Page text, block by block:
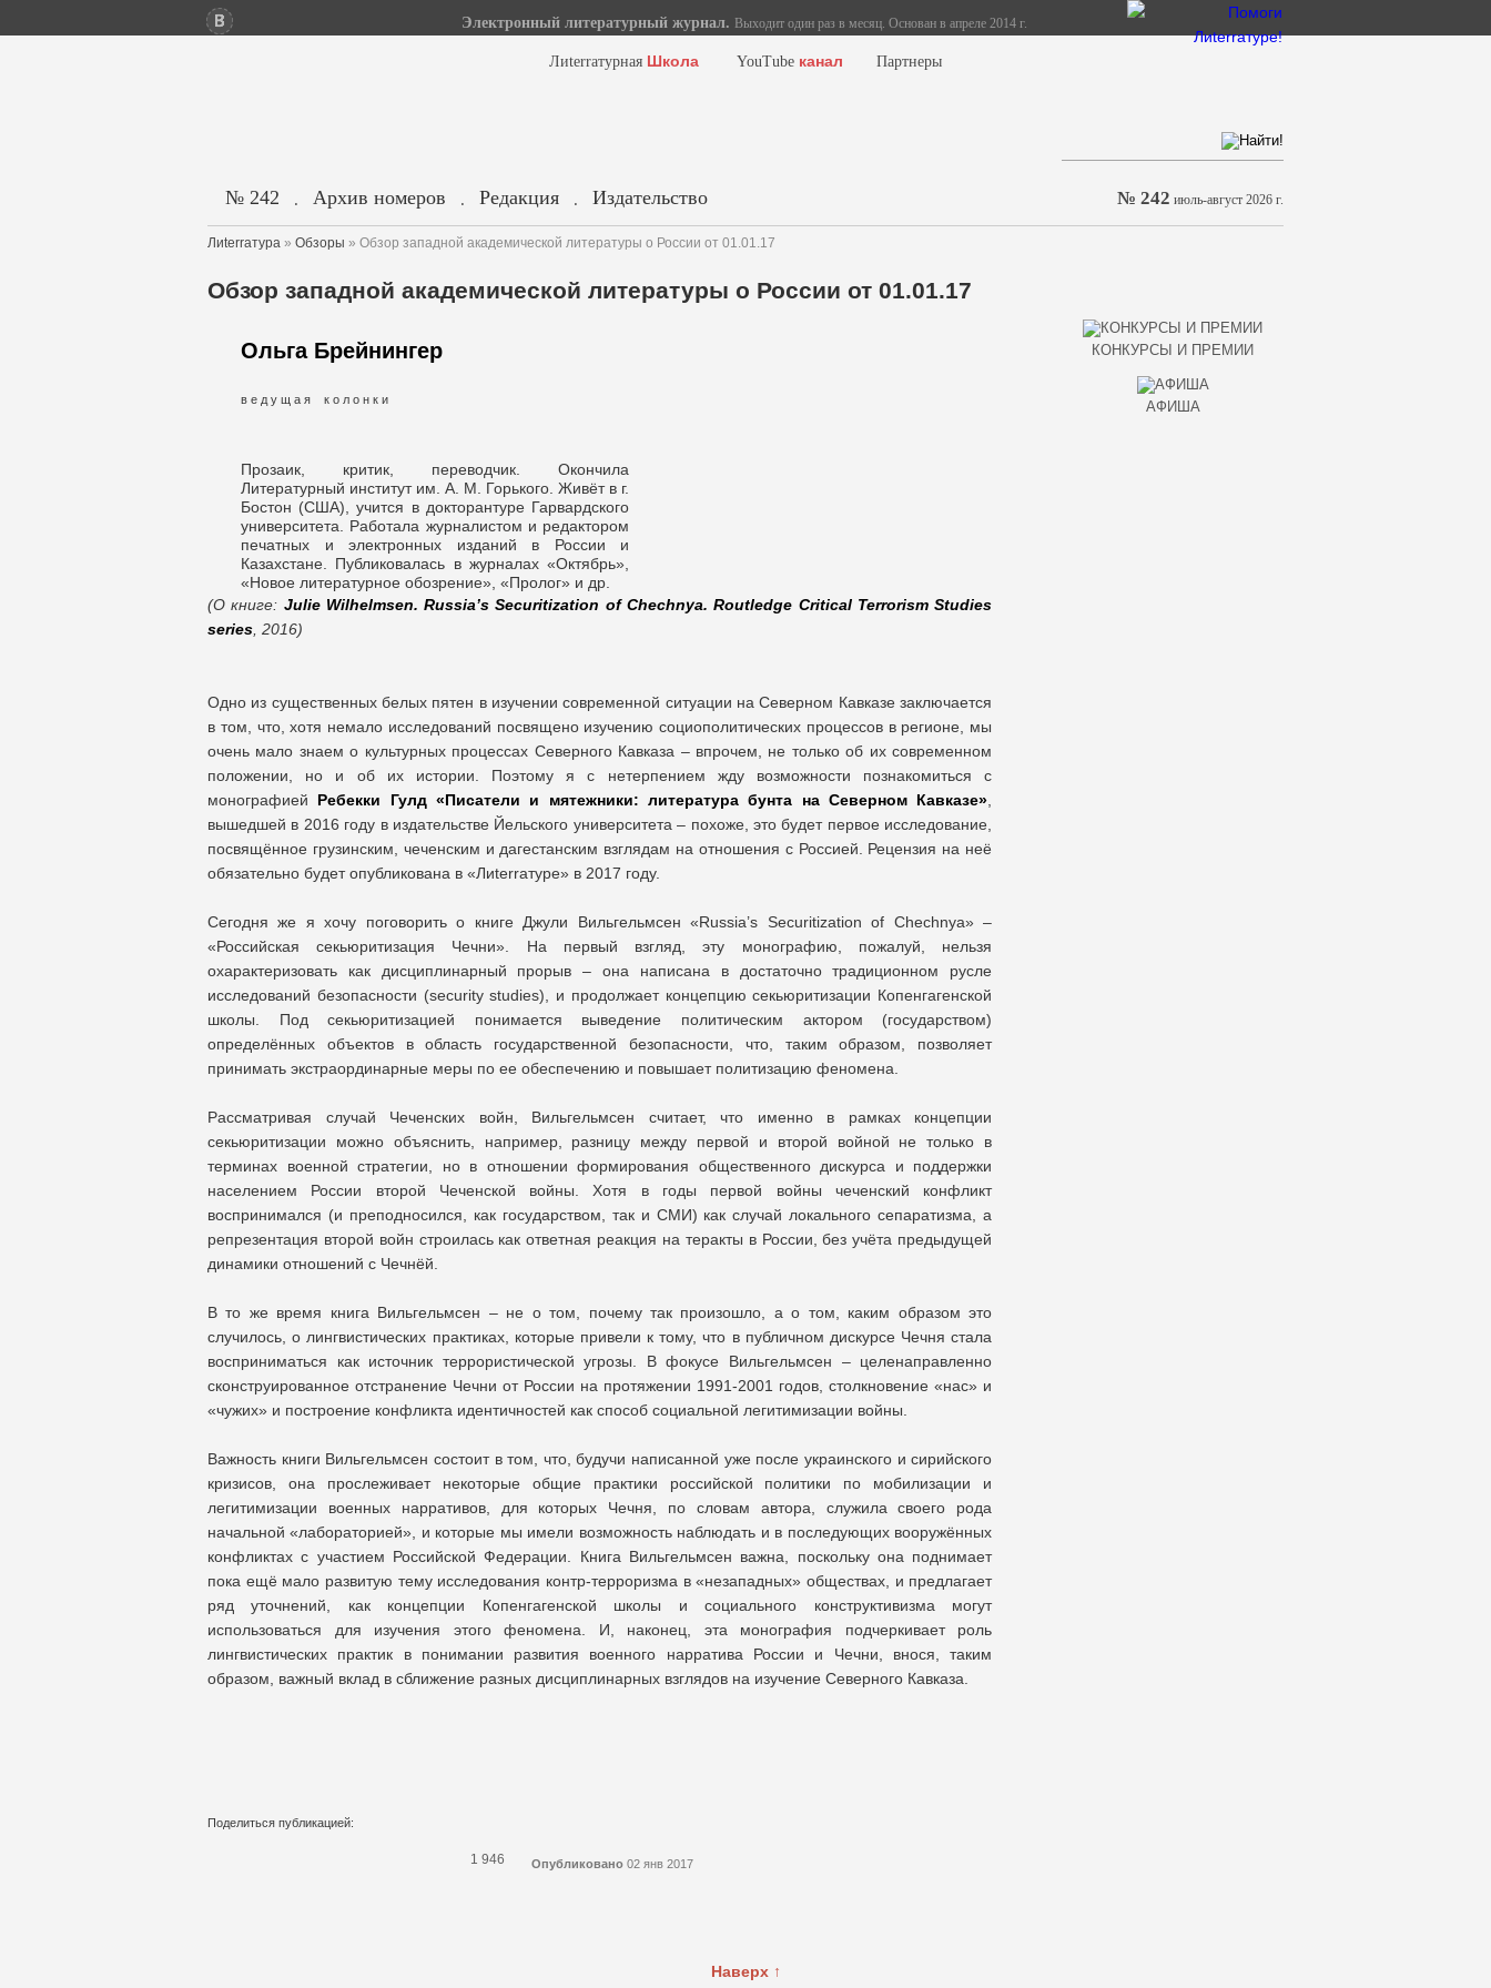
Электронный литературный журнал. Выходит один раз в месяц. Основан в апреле 2014 г.
Лиterraтурная Школа YouTube канал Партнеры
№ 242 . Архив номеров . Редакция . Издательство № 242 июль-август 2026 г.
Лиterraтура » Обзоры » Обзор западной академической литературы о России от 01.01.17
Обзор западной академической литературы о России от 01.01.17
Ольга Брейнингер
в е д у щ а я к о л о н к и
Прозаик, критик, переводчик. Окончила
Литературный институт им. А. М. Горького. Живёт в г.
Бостон (США), учится в докторантуре Гарвардского
университета. Работала журналистом и редактором
печатных и электронных изданий в России и
Казахстане. Публиковалась в журналах «Октябрь»,
«Новое литературное обозрение», «Пролог» и др.
(О книге: Julie Wilhelmsen. Russia’s Securitization of Chechnya. Routledge Critical Terrorism Studies
series , 2016)
Одно из существенных белых пятен в изучении современной ситуации на Северном Кавказе заключается
в том, что, хотя немало исследований посвящено изучению социополитических процессов в регионе, мы
очень мало знаем о культурных процессах Северного Кавказа – впрочем, не только об их современном
положении, но и об их истории. Поэтому я с нетерпением жду возможности познакомиться с
монографией Ребекки Гулд «Писатели и мятежники: литература бунта на Северном Кавказе»
вышедшей в 2016 году в издательстве Йельского университета – похоже, это будет первое исследование,
посвящённое грузинским, чеченским и дагестанским взглядам на отношения с Россией. Рецензия на неё
обязательно будет опубликована в «Лиterraтуре» в 2017 году.
Сегодня же я хочу поговорить о книге Джули Вильгельмсен «Russia’s Securitization of Chechnya» –
«Российская секьюритизация Чечни». На первый взгляд, эту монографию, пожалуй, нельзя
охарактеризовать как дисциплинарный прорыв – она написана в достаточно традиционном русле
исследований безопасности (security studies), и продолжает концепцию секьюритизации Копенгагенской
школы. Под секьюритизацией понимается выведение политическим актором (государством)
определённых объектов в область государственной безопасности, что, таким образом, позволяет
принимать экстраординарные меры по ее обеспечению и повышает политизацию феномена.
Рассматривая случай Чеченских войн, Вильгельмсен считает, что именно в рамках концепции
секьюритизации можно объяснить, например, разницу между первой и второй войной не только в
терминах военной стратегии, но в отношении формирования общественного дискурса и поддержки
населением России второй Чеченской войны. Хотя в годы первой войны чеченский конфликт
воспринимался (и преподносился, как государством, так и СМИ) как случай локального сепаратизма, а
репрезентация второй войн строилась как ответная реакция на теракты в России, без учёта предыдущей
динамики отношений с Чечнёй.
В то же время книга Вильгельмсен – не о том, почему так произошло, а о том, каким образом это
случилось, о лингвистических практиках, которые привели к тому, что в публичном дискурсе Чечня стала
восприниматься как источник террористической угрозы. В фокусе Вильгельмсен – целенаправленно
сконструированное отстранение Чечни от России на протяжении 1991-2001 годов, столкновение «нас» и
«чужих» и построение конфликта идентичностей как способ социальной легитимизации войны.
Важность книги Вильгельмсен состоит в том, что, будучи написанной уже после украинского и сирийского
кризисов, она прослеживает некоторые общие практики российской политики по мобилизации и
легитимизации военных нарративов, для которых Чечня, по словам автора, служила своего рода
начальной «лабораторией», и которые мы имели возможность наблюдать и в последующих вооружённых
конфликтах с участием Российской Федерации. Книга Вильгельмсен важна, поскольку она поднимает
пока ещё мало развитую тему исследования контр-терроризма в «незападных» обществах, и предлагает
ряд уточнений, как концепции Копенгагенской школы и социального конструктивизма могут
использоваться для изучения этого феномена. И, наконец, эта монография подчеркивает роль
лингвистических практик в понимании развития военного нарратива России и Чечни, внося, таким
образом, важный вклад в сближение разных дисциплинарных взглядов на изучение Северного Кавказа.
Поделиться публикацией:
1 946 Опубликовано 02 янв 2017
КОНКУРСЫ И ПРЕМИИ
АФИША
Наверх ↑